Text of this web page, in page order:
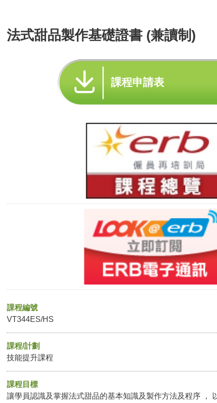
法式甜品製作基礎證書 (兼讀制)
課程申請表
課程編號
VT344ES/HS
課程/計劃
技能提升課程
課程目標
讓學員認識及掌握法式甜品的基本知識及製作方法及程序 ，